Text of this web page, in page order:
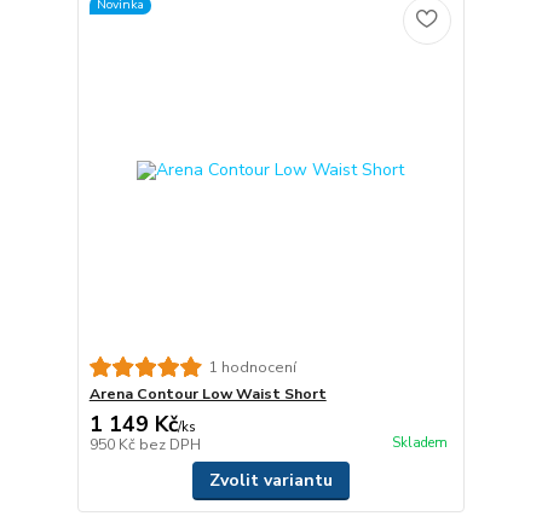
Novinka
1 hodnocení
Arena Contour Low Waist Short
1 149 Kč/ks
950 Kč bez DPH Skladem
Zvolit variantu